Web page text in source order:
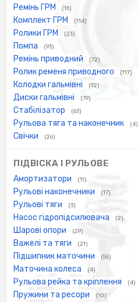
Ремінь ГРМ (16)
Комплект ГРМ (114)
Ролики ГРМ (23)
Помпа (93)
Ремінь приводний (72)
Ролик ременя приводного (117)
Колодки гальмівні (92)
Диски гальмівні (79)
Стабілізатор (63)
Рульова тяга та наконечник (4)
Свічки (26)
ПІДВІСКА І РУЛЬОВЕ
Амортизатори (11)
Рульові наконечники (17)
Рульові тяги (3)
Насос гідропідсилювача (2)
Шарові опори (29)
Важелі та тяги (21)
Підшипник маточини (55)
Маточина колеса (4)
Рульова рейка та кріплення (4)
Пружини та ресори (10)